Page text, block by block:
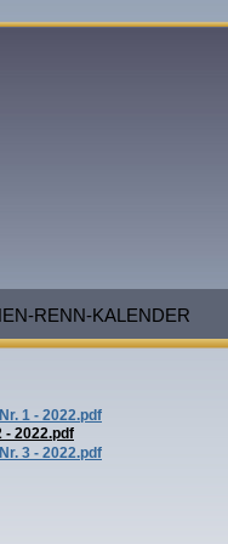
RENN-KALENDER
1 - 2022.pdf
- 2022.pdf
3 - 2022.pdf